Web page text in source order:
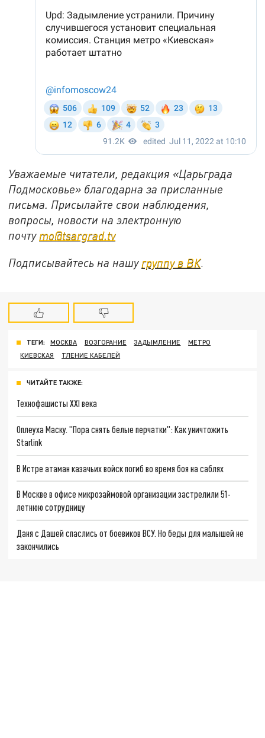
Уважаемые читатели, редакция «Царьграда
Подмосковье» благодарна за присланные
письма. Присылайте свои наблюдения,
вопросы, новости на электронную
почту mo@tsargrad.tv
Подписывайтесь на нашу группу в ВК.
ТЕГИ: МОСКВА ВОЗГОРАНИЕ ЗАДЫМЛЕНИЕ
МЕТРО
КИЕВСКАЯ
ТЛЕНИЕ КАБЕЛЕЙ
ЧИТАЙТЕ ТАКЖЕ:
Технофашисты XXI века
Оплеуха Маску. "Пора снять белые перчатки": Как уничтожить
Starlink
В Истре атаман казачьих войск погиб во время боя на саблях
В Москве в офисе микрозаймовой организации застрелили 51-
летнюю сотрудницу
Даня с Дашей спаслись от боевиков ВСУ. Но беды для малышей не
закончились